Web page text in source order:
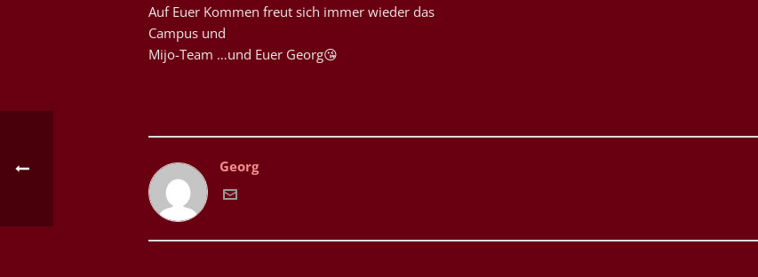
Auf Euer Kommen freut sich immer wieder das
Campus und
Mijo-Team …und Euer Georg😘
Georg